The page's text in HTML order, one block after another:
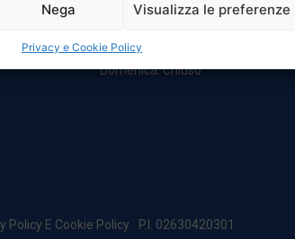
Nega Visualizza le preferenze
Privacy e Cookie Policy
Da Lunedi A Venerdì
Sabato: 8:00 – 12:00
Domenica: Chiuso
Policy E Cookie Policy P.I. 02630420301